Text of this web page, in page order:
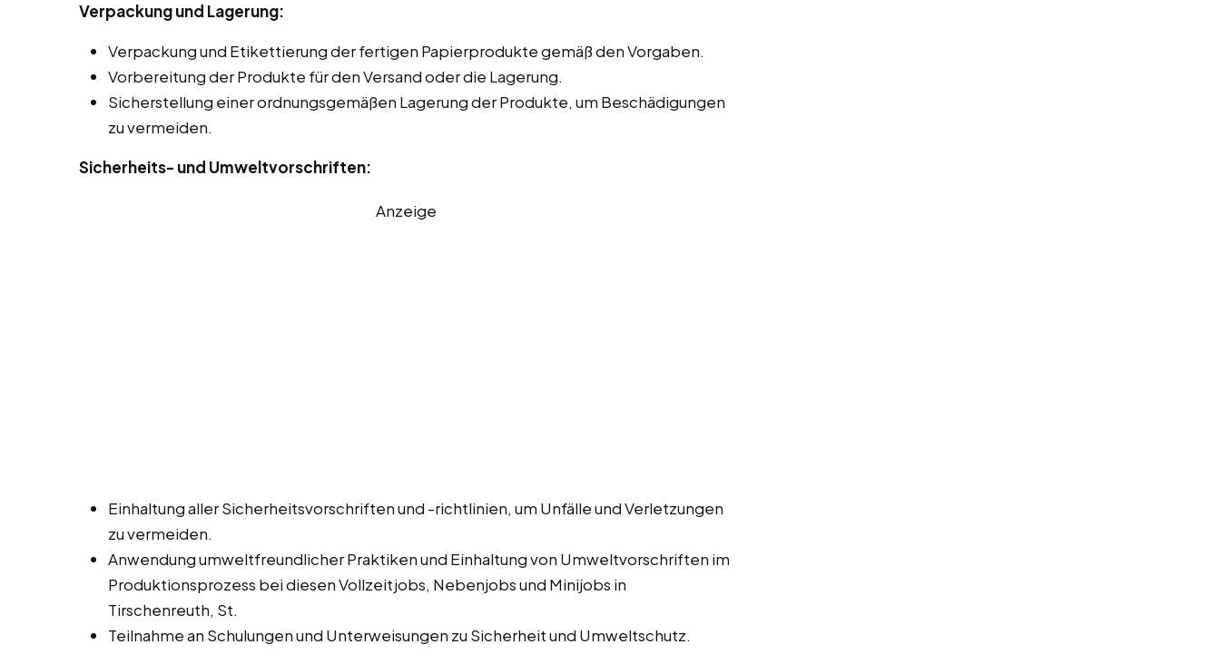
Verpackung und Lagerung:
Verpackung und Etikettierung der fertigen Papierprodukte gemäß den Vorgaben.
Vorbereitung der Produkte für den Versand oder die Lagerung.
Sicherstellung einer ordnungsgemäßen Lagerung der Produkte, um Beschädigungen
zu vermeiden.
Sicherheits- und Umweltvorschriften:
Anzeige
Einhaltung aller Sicherheitsvorschriften und -richtlinien, um Unfälle und Verletzungen
zu vermeiden.
Anwendung umweltfreundlicher Praktiken und Einhaltung von Umweltvorschriften im
Produktionsprozess bei diesen Vollzeitjobs, Nebenjobs und Minijobs in
Tirschenreuth, St.
Teilnahme an Schulungen und Unterweisungen zu Sicherheit und Umweltschutz.